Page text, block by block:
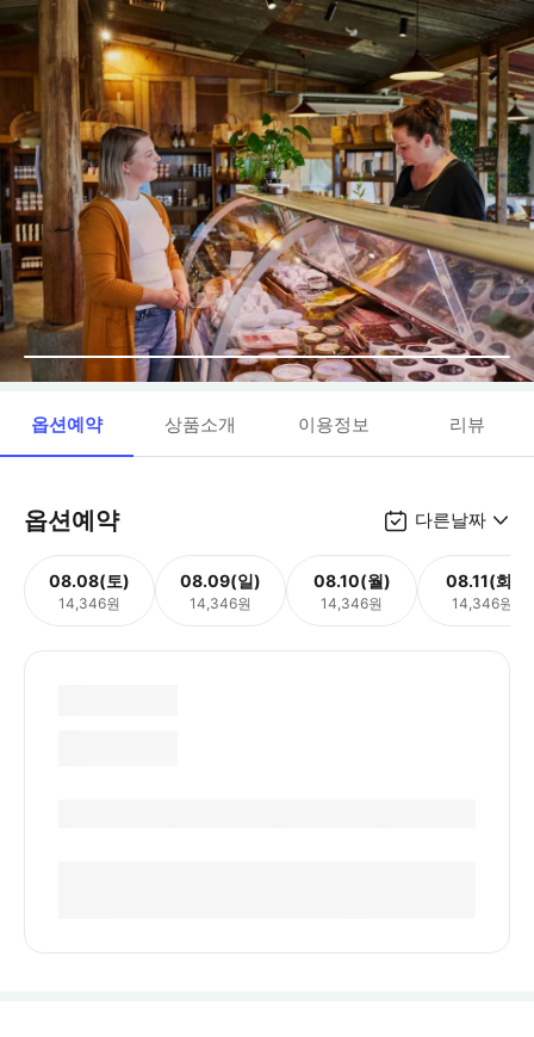
옵션예약 상품소개 이용정보 리뷰
옵션예약 다른날짜
08.08(토)
14,346원
08.09(일)
14,346원
08.10(월)
14,346원
08.11(화)
14,346원